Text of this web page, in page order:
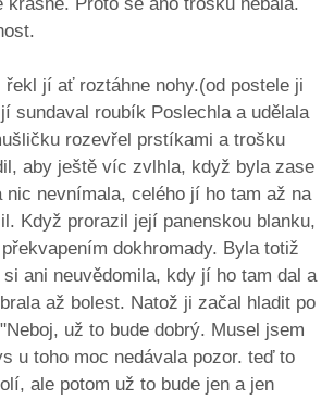
krásné. Proto se ano trošku nebála.
řekl jí ať roztáhne nohy.(od postele ji
sundaval roubík Poslechla a udělala
rozevřel prstíkami a trošku
aby ještě víc zvlhla, když byla zase
nic nevnímala, celého jí ho tam až na
Když prorazil její panenskou blanku,
dokhromady. Byla totiž
ani neuvědomila, kdy jí ho tam dal a
až bolest. Natož ji začal hladit po
už to bude dobrý. Musel jsem
u toho moc nedávala pozor. teď to
ale potom už to bude jen a jen